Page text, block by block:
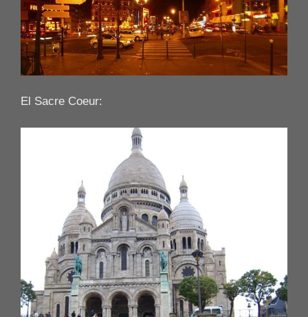
El Sacre Coeur: